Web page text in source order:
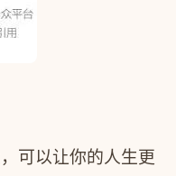
可以让你的人生更